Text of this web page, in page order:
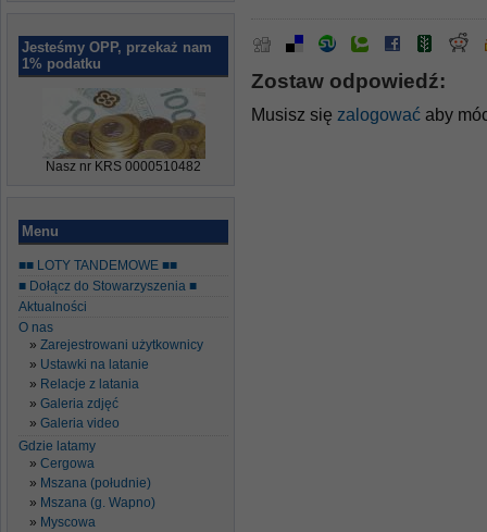
Jesteśmy OPP, przekaż nam
1% podatku
Nasz nr KRS 0000510482
Menu
■■ LOTY TANDEMOWE ■■
■ Dołącz do Stowarzyszenia ■
Aktualności
O nas
Zarejestrowani użytkownicy
Ustawki na latanie
Relacje z latania
Galeria zdjęć
Galeria video
Gdzie latamy
Cergowa
Mszana (południe)
Mszana (g. Wapno)
Myscowa
Zostaw odpowiedź:
Musisz się zalogować aby